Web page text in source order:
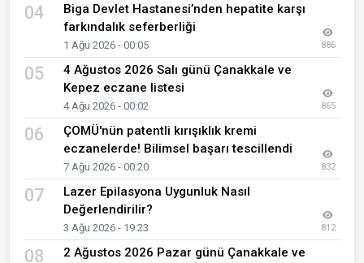
04
Biga Devlet Hastanesi’nden hepatite karşı
farkındalık seferberliği
1 Ağu 2026 - 00:05 886
05
4 Ağustos 2026 Salı günü Çanakkale ve
Kepez eczane listesi
4 Ağu 2026 - 00:02 865
06
ÇOMÜ'nün patentli kırışıklık kremi
eczanelerde! Bilimsel başarı tescillendi
7 Ağu 2026 - 00:20 832
07
Lazer Epilasyona Uygunluk Nasıl
Değerlendirilir?
3 Ağu 2026 - 19:23 812
08
2 Ağustos 2026 Pazar günü Çanakkale ve